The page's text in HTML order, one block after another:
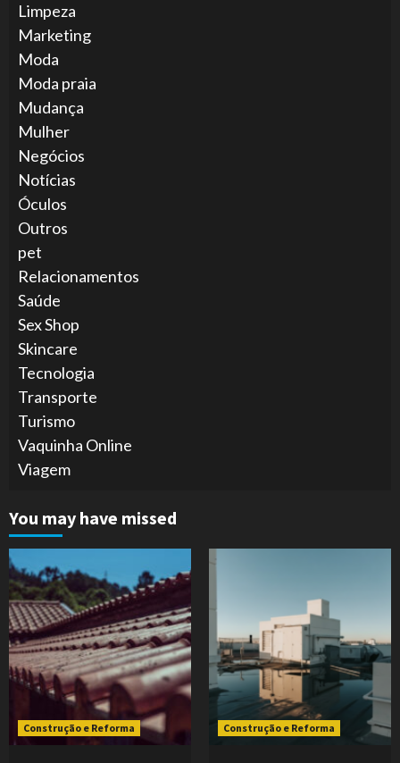
Limpeza
Marketing
Moda
Moda praia
Mudança
Mulher
Negócios
Notícias
Óculos
Outros
pet
Relacionamentos
Saúde
Sex Shop
Skincare
Tecnologia
Transporte
Turismo
Vaquinha Online
Viagem
You may have missed
Construção e Reforma Construção e Reforma